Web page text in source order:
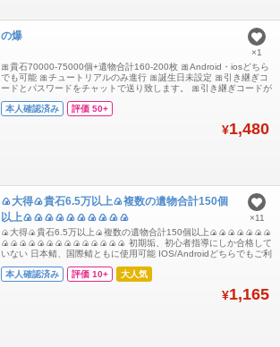
の爆
🎀貴石70000-75000個+遺物合計160-200枚 🎀Android・iosどちら
でも可能 🎀チュートリアルのみ進行 🎀誕生日未設定 🎀引き継ぎコ
ードとパスワードをチャットで送り致します。 🎀引き継ぎコードが
自身で必ず再設定をお願いいたします
本人確認済み 評価 50+
¥1,480
×1
🍙大得🍙貴石6.5万以上🍙複数の遺物合計150個
以上🍙🍙🍙🍙🍙🍙🍙🍙🍙🍙
🍙大得🍙貴石6.5万以上🍙複数の遺物合計150個以上🍙🍙🍙🍙🍙🍙🍙
🍙🍙🍙🍙🍙🍙🍙🍙🍙🍙🍙🍙🍙🍙 初期垢、初心者指導にしか合格して
いない 日本鲭、国際鲭ともに使用可能 IOS/Androidどちらでもご利
継ぎIDとパスワードを送らせて頂きます、 不正行為は一切しており
本人確認済み 評価 10+ 大人気
¥1,165
×11